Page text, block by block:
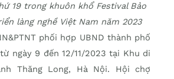
19 trong khuôn khổ Festival Bảo
làng nghề Việt Nam năm 2023
phối hợp UBND thành phố
ngày 9 đến 12/11/2023 tại Khu di
Thăng Long, Hà Nội. Hội chợ